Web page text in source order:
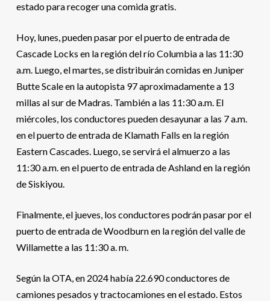
estado para recoger una comida gratis.
Hoy, lunes, pueden pasar por el puerto de entrada de
Cascade Locks en la región del río Columbia a las 11:30
a.m. Luego, el martes, se distribuirán comidas en Juniper
Butte Scale en la autopista 97 aproximadamente a 13
millas al sur de Madras. También a las 11:30 a.m. El
miércoles, los conductores pueden desayunar a las 7 a.m.
en el puerto de entrada de Klamath Falls en la región
Eastern Cascades. Luego, se servirá el almuerzo a las
11:30 a.m. en el puerto de entrada de Ashland en la región
de Siskiyou.
Finalmente, el jueves, los conductores podrán pasar por el
puerto de entrada de Woodburn en la región del valle de
Willamette a las 11:30 a. m.
Según la OTA, en 2024 había 22.690 conductores de
camiones pesados ​​y tractocamiones en el estado. Estos